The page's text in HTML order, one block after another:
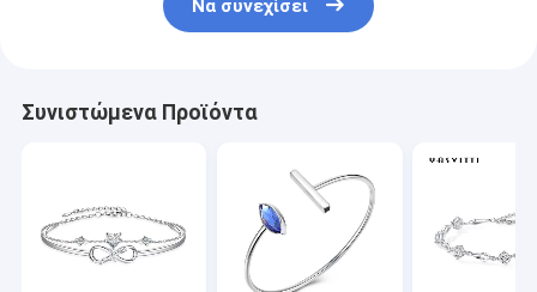
Να συνεχίσει
Συνιστώμενα Προϊόντα